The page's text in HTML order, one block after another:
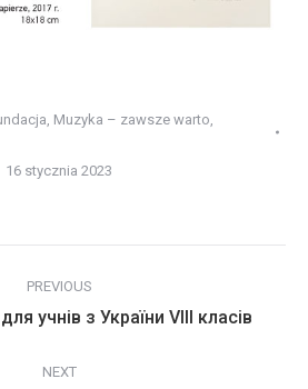
Muzyka – zawsze warto
16 stycznia 2023
PREVIOUS
Previous
учнів з України VIII класів
NEXT